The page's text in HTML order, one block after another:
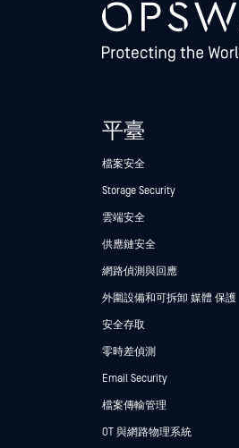
平臺
檔案安全
Storage Security
雲端安全
供應鏈安全
網路偵測與回應
外圍設備和可拆卸 媒體 保護
安全存取
零時差偵測
Email Security
檔案傳輸管理
OT 與網路物理系統